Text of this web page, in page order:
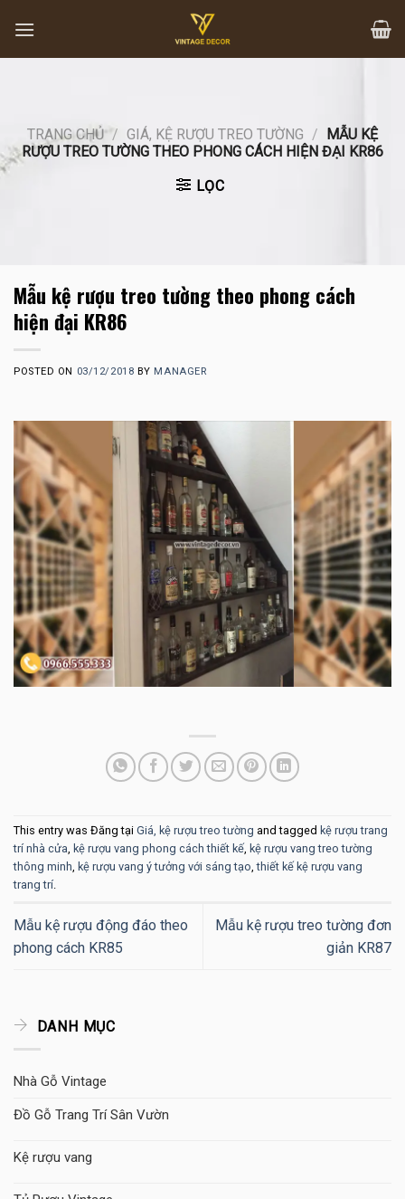
content
TRANG CHỦ / GIÁ, KỆ RƯỢU TREO TƯỜNG /
MẪU KỆ
RƯỢU TREO TƯỜNG THEO PHONG CÁCH HIỆN ĐẠI KR86
LỌC
Mẫu kệ rượu treo tường theo phong cách
hiện đại KR86
POSTED ON 03/12/2018 BY MANAGER
This entry was Đăng tại Giá, kệ rượu treo tường and tagged kệ rượu trang
trí nhà cửa, kệ rượu vang phong cách thiết kế, kệ rượu vang treo tường
thông minh, kệ rượu vang ý tưởng với sáng tạo,thiết kế kệ rượu vang
trang trí.
Mẫu kệ rượu động đáo theo
phong cách KR85
Mẫu kệ rượu treo tường đơn
giản KR87
DANH MỤC
Nhà Gỗ Vintage
Đồ Gỗ Trang Trí Sân Vườn
Kệ rượu vang